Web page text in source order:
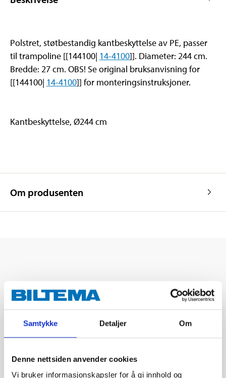
Samtykke Detaljer Om
Denne nettsiden anvender cookies
Vi bruker informasjonskapsler for å gi innhold og
Polstret, støtbestandig kantbeskyttelse av PE, passer
til trampoline [[144100| 14-4100]]. Diameter: 244 cm.
Bredde: 27 cm. OBS! Se original bruksanvisning for
[[144100| 14-4100]] for monteringsinstruksjoner.
Kantbeskyttelse, Ø244 cm
Om produsenten